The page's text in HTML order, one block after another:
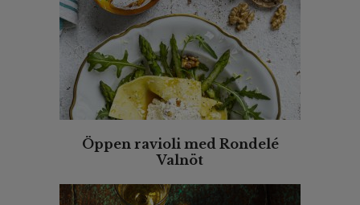
Öppen ravioli med Rondelé
Valnöt